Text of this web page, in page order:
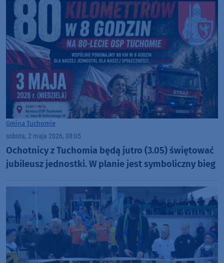
Gmina Tuchomie
sobota, 2 maja 2026, 08:05
Ochotnicy z Tuchomia będą jutro (3.05) świętować
jubileusz jednostki. W planie jest symboliczny bieg